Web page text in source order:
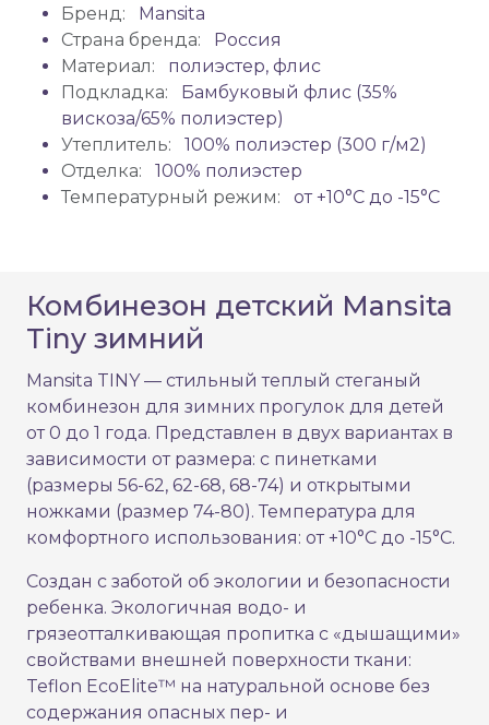
Бренд:
Mansita
Страна бренда:
Россия
Материал:
полиэстер, флис
Подкладка:
Бамбуковый флис (35%
вискоза/65% полиэстер)
Утеплитель:
100% полиэстер (300 г/м2)
Отделка:
100% полиэстер
Температурный режим:
от +10°C до -15°C
Комбинезон детский Mansita
Tiny зимний
Mansita TINY — стильный теплый стеганый
комбинезон для зимних прогулок для детей
от 0 до 1 года. Представлен в двух вариантах в
зависимости от размера: с пинетками
(размеры 56-62, 62-68, 68-74) и открытыми
ножками (размер 74-80). Температура для
комфортного использования: от +10°C до -15°C.
Создан с заботой об экологии и безопасности
ребенка. Экологичная водо- и
грязеотталкивающая пропитка с «дышащими»
свойствами внешней поверхности ткани:
Teflon EcoElite™ на натуральной основе без
содержания опасных пер- и